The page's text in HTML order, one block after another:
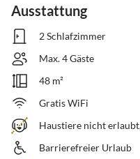
Ausstattung
2 Schlafzimmer
Max. 4 Gäste
48 m²
Gratis WiFi
Haustiere nicht
Barrierefreier Urlaub